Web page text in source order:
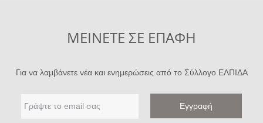
ΜΕΙΝΕΤΕ ΣΕ ΕΠΑΦΗ
Για να λαμβάνετε νέα και ενημερώσεις από το Σύλλογο ΕΛΠΙΔΑ